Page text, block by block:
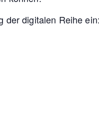
der digitalen Reihe ein: